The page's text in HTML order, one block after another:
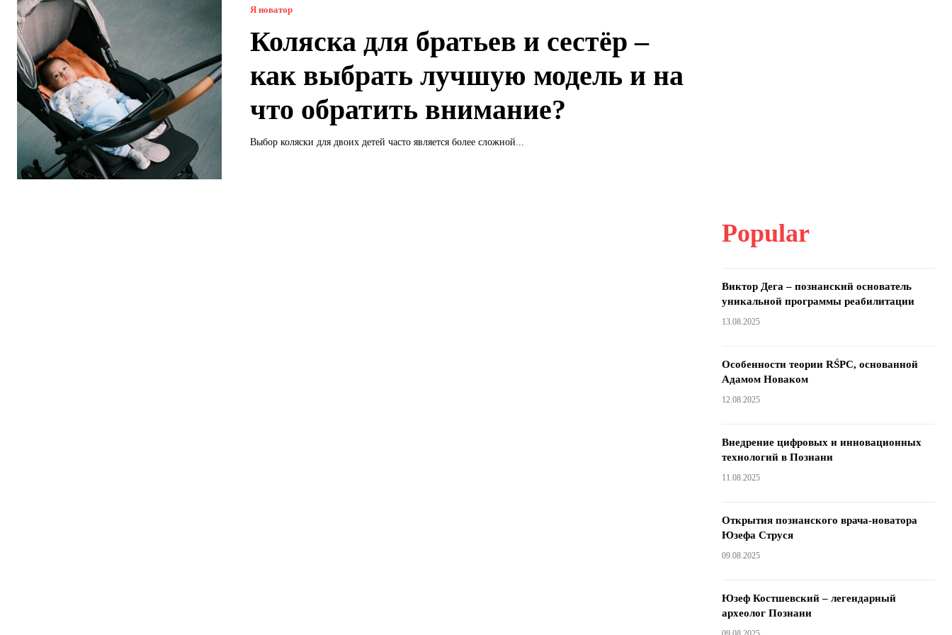
Я новатор
Коляска для братьев и сестёр –
как выбрать лучшую модель и на
что обратить внимание?
Выбор коляски для двоих детей часто является более сложной...
Popular
Виктор Дега – познанский основатель
уникальной программы реабилитации
13.08.2025
Особенности теории RŚPC, основанной
Адамом Новаком
12.08.2025
Внедрение цифровых и инновационных
технологий в Познани
11.08.2025
Открытия познанского врача-новатора
Юзефа Струся
09.08.2025
Юзеф Костшевский – легендарный
археолог Познани